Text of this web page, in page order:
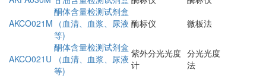
AKCO021M
酮体含量检测试剂盒
（血清、血浆、尿液
等)
酶标仪 微板法
AKCO021U
酮体含量检测试剂盒
（血清、血浆、尿液
等)
紫外分光光度
计
分光光度
法